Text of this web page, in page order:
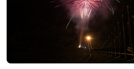
※天候等により変更になる場合が
受付 → お守り作り体験 → 三佛堂